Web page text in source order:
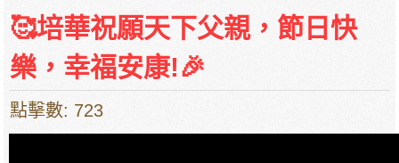
🥰培華祝願天下父親，節日快
樂，幸福安康!🎉
點擊數: 723